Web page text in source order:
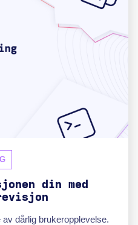
din med
dårlig brukeropplevelse.